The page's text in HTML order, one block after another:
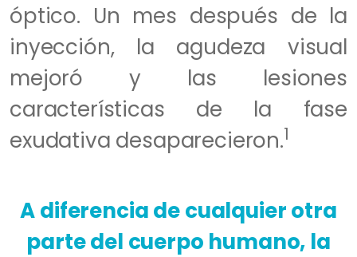
óptico. Un mes después de la
inyección, la agudeza visual
mejoró y las lesiones
características de la fase
exudativa desaparecieron.1
A diferencia de cualquier otra
parte del cuerpo humano, la